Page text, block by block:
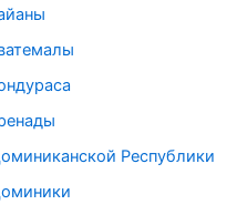
Республики